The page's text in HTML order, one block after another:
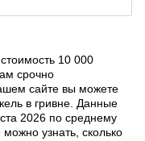
10 000
срочно
сайте вы можете
в гривне. Данные
2026 по среднему
узнать, сколько